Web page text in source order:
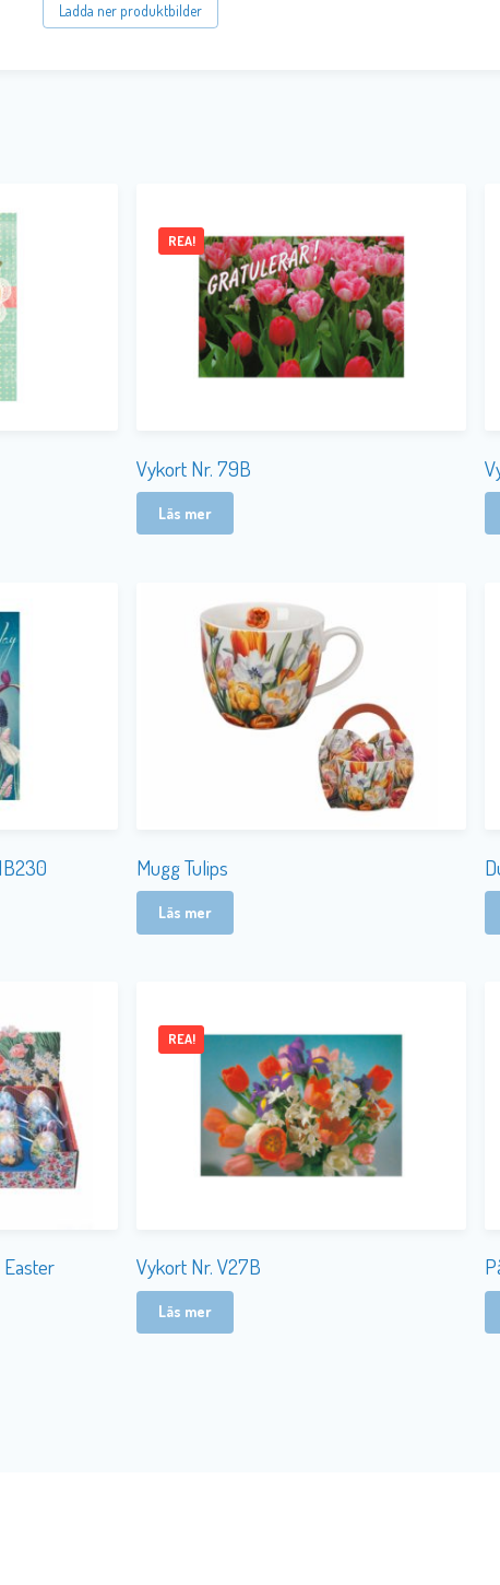
Ladda ner produktbilder
Vykort Nr. 79B
REA!
Läs mer
Mugg Tulips
Läs mer
Vykort Nr. V27B
REA!
Läs mer